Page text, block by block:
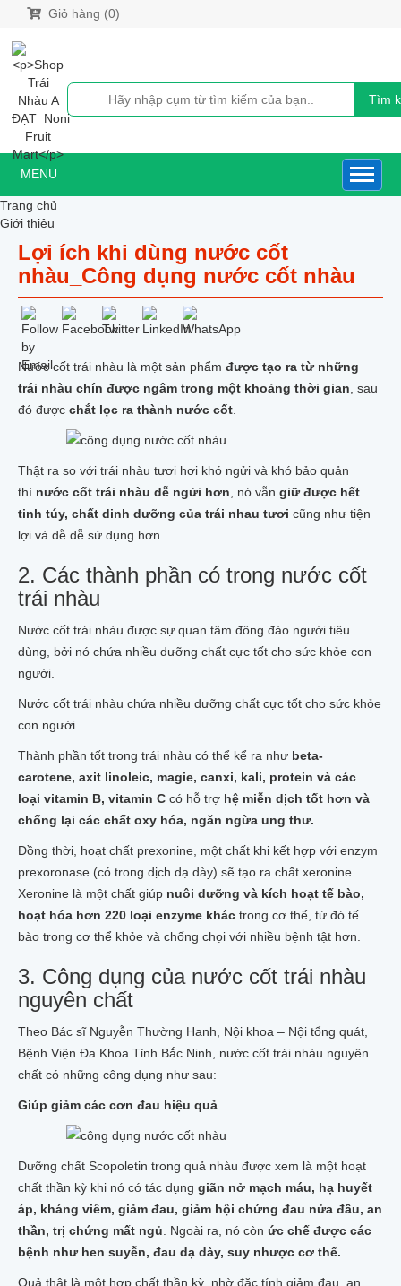
Giỏ hàng (0)
Tìm
MENU
Trang chủ
Giới thiệu
NƯỚC CỐT NHÀU
NƯỚC CỐT NHÀU XUẤT KHẨU HÀN QUỐC
NƯỚC CỐT NHÀU DƯỢC LIỆU
NƯỚC CỐT NHÀU NONI GOLD
NƯỚC CỐT NHÀU 500ML
CAO TRÁI NHÀU CÔ ĐẶC XUẤT KHẨU HÀN QUỐC
SIRO NHÀU NGUYÊN CHẤT
QUẢ_BỘT_RỄ_VIÊN NÉN NHÀU
DẦU XOA BÓP TRÁI NHÀU
TRÁI NHÀU TƯƠI
TRÁI NHÀU KHÔ
BỘT QUẢ NHÀU
VIÊN NÉN NHÀU
MẬT ONG NHÀU
NHÀU NGÂM MẬT ONG HŨ 1 LÍT
NHÀU NGÂM MẬT ONG XUẤT KHẨU 1 LÍT
NHÀU NGÂM MẬT ONG XUẤT KHẨU 500ML
TRÀ_THẠCH NHÀU
TRÀ NHÀU TÚI LỌC
NHÀU NGÂM RƯỢU_NGÂM ĐƯỜNG
RƯỢU NGÂM TRÁI NHÀU TƯƠI
RƯỢU NGÂM TRÁI NHÀU KHÔ
TRÁI NHÀU NGÂM ĐƯỜNG MÍA
NHÀU TƯƠI NGÂM ĐƯỜNG PHÈN
XÀ BÔNG NHÀU COCOSAVON
XÀ BÔNG NHÀU ADEVA
KEM CHỐNG NẮNG NHÀU
COLLAGEN TRÁI NHÀU
02 BÁNH XÀ BÔNG NHÀU
SỮA RỬA MẶT TRÁI NHÀU
SẢN PHẨM KHÁC TỪ NHÀU
CÂY NHÀU GIỐNG
100GR HẠT NHÀU GIỐNG
Tin tức
Lợi ích khi dùng nước cốt
nhàu_Công dụng nước cốt nhàu
Nước cốt trái nhàu là một sản phẩm được tạo ra từ những
trái nhàu chín được ngâm trong một khoảng thời gian , sau
đó được chắt lọc ra thành nước cốt
Thật ra so với trái nhàu tươi hơi khó ngửi và khó bảo quản
thì nước cốt trái nhàu dễ ngửi hơn , nó vẫn giữ được hết
tinh túy, chất dinh dưỡng của trái nhau tươi cũng như tiện
lợi và dễ dễ sử dụng hơn.
2. Các thành phần có trong nước cốt
trái nhàu
Nước cốt trái nhàu được sự quan tâm đông đảo người tiêu
dùng, bởi nó chứa nhiều dưỡng chất cực tốt cho sức khỏe con
người.
Nước cốt trái nhàu chứa nhiều dưỡng chất cực tốt cho sức khỏe
con người
Thành phần tốt trong trái nhàu có thể kể ra như beta-
carotene, axit linoleic, magie, canxi, kali, protein và các
loại vitamin B, vitamin C có hỗ trợ hệ miễn dịch tốt hơn và
chống lại các chất oxy hóa, ngăn ngừa ung thư.
Đồng thời, hoạt chất prexonine, một chất khi kết hợp với enzym
prexoronase (có trong dịch dạ dày) sẽ tạo ra chất xeronine.
Xeronine là một chất giúp nuôi dưỡng và kích hoạt tế bào,
hoạt hóa hơn 220 loại enzyme khác trong cơ thể, từ đó tế
bào trong cơ thể khỏe và chống chọi với nhiều bệnh tật hơn.
3. Công dụng của nước cốt trái nhàu
nguyên chất
Theo Bác sĩ Nguyễn Thường Hanh, Nội khoa – Nội tổng quát,
Bệnh Viện Đa Khoa Tỉnh Bắc Ninh, nước cốt trái nhàu nguyên
chất có những công dụng như sau:
Giúp giảm các cơn đau hiệu quả
Dưỡng chất Scopoletin trong quả nhàu được xem là một hoạt
chất thần kỳ khi nó có tác dụng giãn nở mạch máu, hạ huyết
áp, kháng viêm, giảm đau, giảm hội chứng đau nửa đầu, an
thần, trị chứng mất ngủ . Ngoài ra, nó còn ức chế được các
bệnh như hen suyễn, đau dạ dày, suy nhược cơ thể.
Quả thật là một hợp chất thần kỳ, nhờ đặc tính giảm đau, an